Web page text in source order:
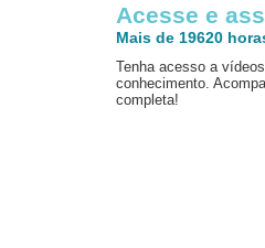
Acesse e
Mais de 19620
Tenha acesso a
conhecimento.
completa!